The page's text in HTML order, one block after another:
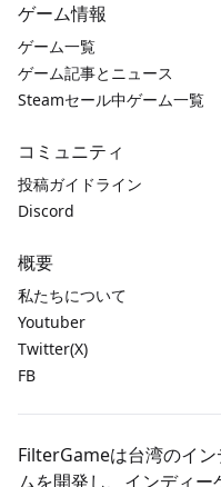
ゲーム情報
ゲーム一覧
ゲーム記事とニュース
Steamセール中ゲーム一覧
コミュニティ
投稿ガイドライン
Discord
概要
私たちについて
Youtuber
Twitter(X)
FB
FilterGameは台湾のイ
ムを開発し、インディ